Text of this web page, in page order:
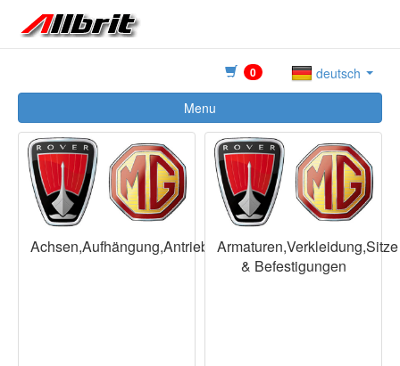
0
deutsch
Menu
Achsen,Aufhängung,Antriebswellen,RäderArmaturen,Verkleidung,Sitze
& Befestigungen